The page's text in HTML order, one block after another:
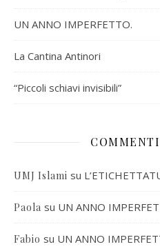
UN ANNO IMPERFETTO.
La Cantina Antinori
“Piccoli schiavi invisibili”
UMJ Islami su
Paola su UN ANNO
Fabio su UN ANNO